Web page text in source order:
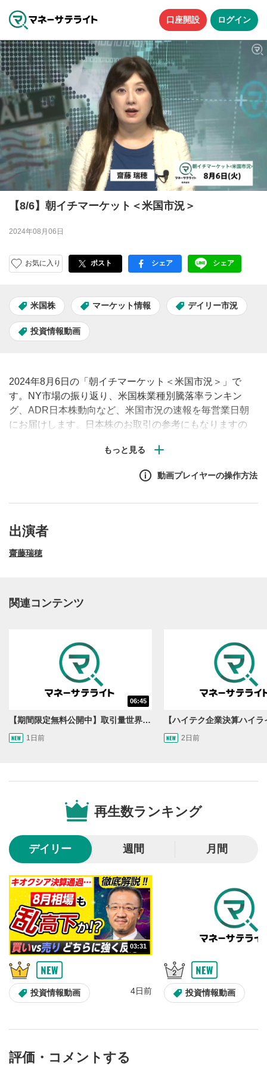
口座開設 ログイン
【8/6】朝イチマーケット＜米国市況＞
2024年08月06日
お気に入り ポスト facebook
シェア LINE
シェア
米国株 マーケット情報 デイリー市況
投資情報動画
2024年8月6日の「朝イチマーケット＜米国市況＞」で
す。NY市場の振り返り、米国株業種別騰落率ランキン
グ、ADR日本株動向など、米国市況の速報を毎営業日朝
にお届けします。日本株のお取引の参考にもなりますの
動画プレイヤーの操作方法
動画再生エリア
動画再生エリアをクリックすると、動画を再生または
一時停止します。
2
再生/一時停止
動画を再生または一時停止します。
10秒戻し/10秒送り
10秒、動画を巻き戻し/早送りします。
シークバー
再生位置を示しています。再生したい位置をクリック
するとその位置から動画が再生されます。
6
画質/再生速度の設定
画質の選択/再生速度の変更ができます。
7
音量調整
スライダーを上下すると音量が調整できます。
8
全画面表示
出演者
齋藤瑞穂
関連コンテンツ
06:45
【期間限定無料公開中】取引量世界一の通貨ペアに優位性あり!?ドル/円&ユーロドルのテクニカルを検証！【JINのマンスリーFX戦略】
1日前 2日前
再生数ランキング
デイリー 週間 月間
03:31
投資情報動画 4日前 投資情報動画
評価・コメントする